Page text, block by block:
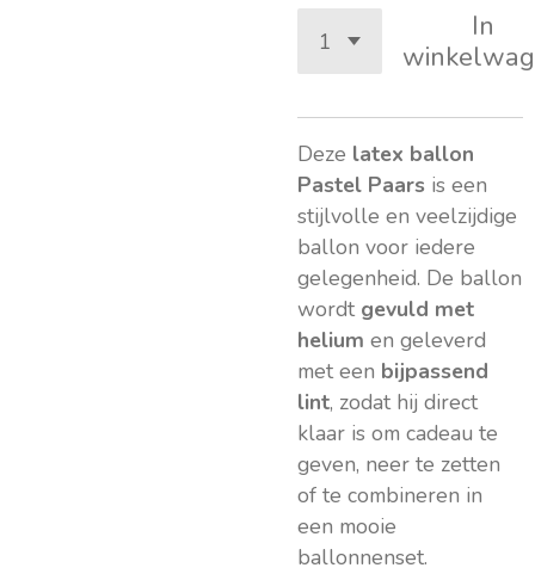
In
Deze latex ballon
Pastel Paars is een
stijlvolle en veelzijdige
ballon voor iedere
gelegenheid. De ballon
wordt gevuld met
helium en geleverd
met een bijpassend
lint, zodat hij direct
klaar is om cadeau te
geven, neer te zetten
of te combineren in
een mooie
ballonnenset.